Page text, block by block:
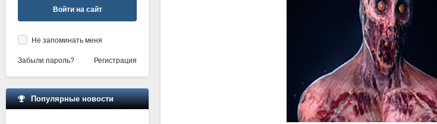
Войти на сайт
Не запоминать меня
Забыли пароль? Регистрация
Популярные новости